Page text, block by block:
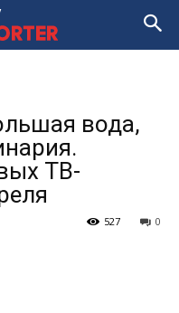
вода,
ТВ-
0
527